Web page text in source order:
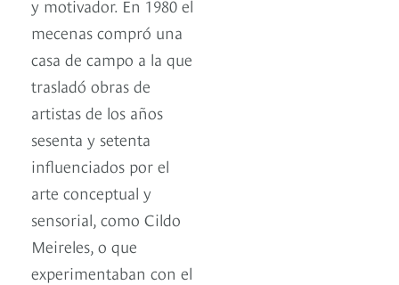
y motivador. En 1980 el
mecenas compró una
casa de campo a la que
trasladó obras de
artistas de los años
sesenta y setenta
influenciados por el
arte conceptual y
sensorial, como Cildo
Meireles, o que
experimentaban con el